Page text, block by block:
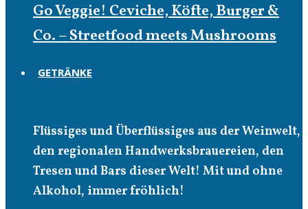
Go Veggie! Ceviche, Köfte, Burger &
Co. – Streetfood meets Mushrooms
GETRÄNKE
Flüssiges und Überflüssiges aus der Weinwelt,
den regionalen Handwerksbrauereien, den
Tresen und Bars dieser Welt! Mit und ohne
Alkohol, immer fröhlich!